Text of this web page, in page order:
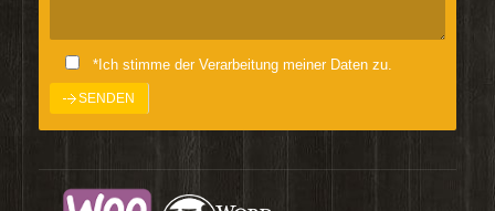
*Ich stimme der Verarbeitung meiner Daten zu.